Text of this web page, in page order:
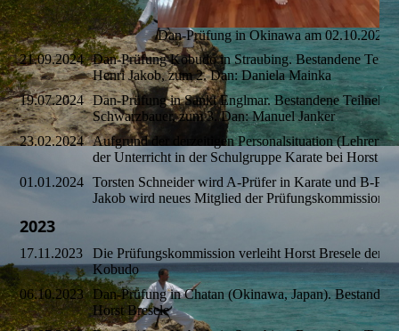
Dan-Prüfung in Okinawa am 02.10.2024
21.09.2024 Dan-Prüfung Kobudo in Straubing. Bestandene
Henri Jakob, zum 2. Dan: Daniela Mainka
19.07.2024 Dan-Prüfung in Sankt Englmar. Bestandene
Schwarzbauer, zum 3. Dan: Manuel Janker
23.02.2024 Aufgrund der derzeitigen Personalsituation
der Unterricht in der Schulgruppe Karate bei Horst
01.01.2024
Torsten Schneider wird A-Prüfer in Karate und B-
Jakob wird neues Mitglied der Prüfungskommission.
2023
17.11.2023
Die Prüfungskommission verleiht Horst Bresele den
Kobudo
06.10.2023 Dan-Prüfung in Chatan (Okinawa, Japan).
Horst Bresele